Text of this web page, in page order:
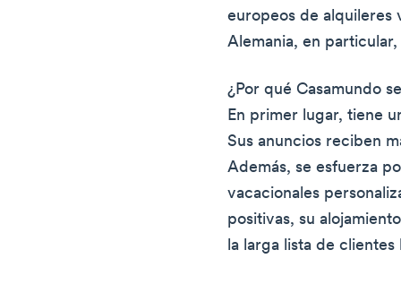
europeos de alquileres
Alemania, en
¿Por qué Casamundo
En primer lugar, tiene
Sus anuncios reciben
Además, se esfuerza
vacacionales
positivas, su
la larga lista de